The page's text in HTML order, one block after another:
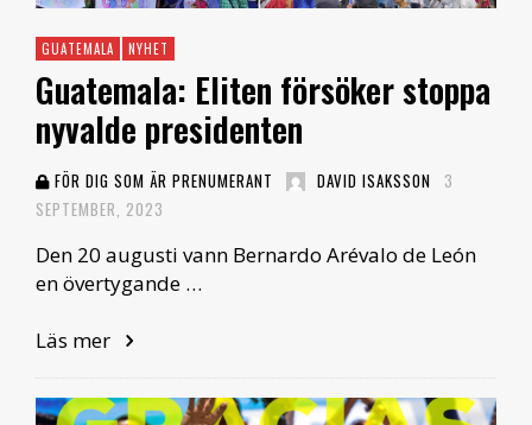
GUATEMALA NYHET
Guatemala: Eliten försöker stoppa
nyvalde presidenten
FÖR DIG SOM ÄR PRENUMERANT DAVID ISAKSSON
3
SEPTEMBER, 2023
Den 20 augusti vann Bernardo Arévalo de León
en övertygande …
Läs mer